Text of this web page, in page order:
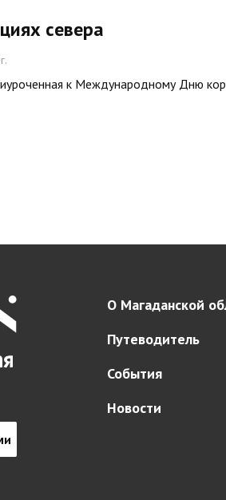
севера
к Международному Дню
О Магаданской
Путеводитель
События
Новости